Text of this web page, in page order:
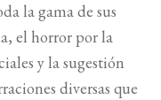
la gama de sus
el horror por la
y la sugestión
diversas que